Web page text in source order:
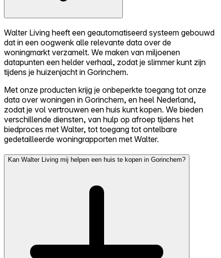
Walter Living heeft een geautomatiseerd systeem gebouwd
dat in een oogwenk alle relevante data over de
woningmarkt verzamelt. We maken van miljoenen
datapunten een helder verhaal, zodat je slimmer kunt zijn
tijdens je huizenjacht in Gorinchem.
Met onze producten krijg je onbeperkte toegang tot onze
data over woningen in Gorinchem, en heel Nederland,
zodat je vol vertrouwen een huis kunt kopen. We bieden
verschillende diensten, van hulp op afroep tijdens het
biedproces met Walter, tot toegang tot ontelbare
gedetailleerde woningrapporten met Walter.
Kan Walter Living mij helpen een huis te kopen in Gorinchem?